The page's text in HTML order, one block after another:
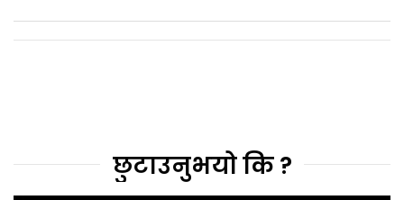
छुटाउनुभयो कि ?